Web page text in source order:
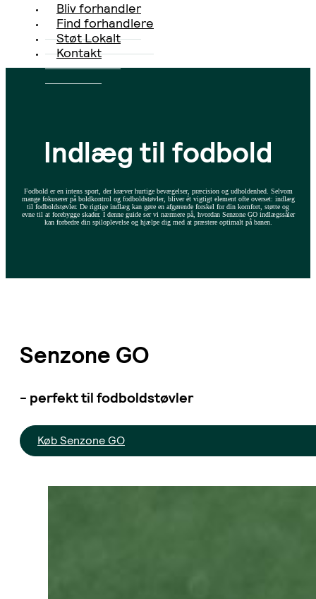
Bliv forhandler
Find forhandlere
Støt Lokalt
Kontakt
Indlæg til fodbold
Fodbold er en intens sport, der kræver hurtige bevægelser, præcision og udholdenhed. Selvom
mange fokuserer på boldkontrol og fodboldstøvler, bliver ét vigtigt element ofte overset: indlæg
til fodboldstøvler. De rigtige indlæg kan gøre en afgørende forskel for din komfort, støtte og
evne til at forebygge skader. I denne guide ser vi nærmere på, hvordan Senzone GO indlægssåler
kan forbedre din spiloplevelse og hjælpe dig med at præstere optimalt på banen.
Senzone GO
- perfekt til fodboldstøvler
Køb Senzone GO